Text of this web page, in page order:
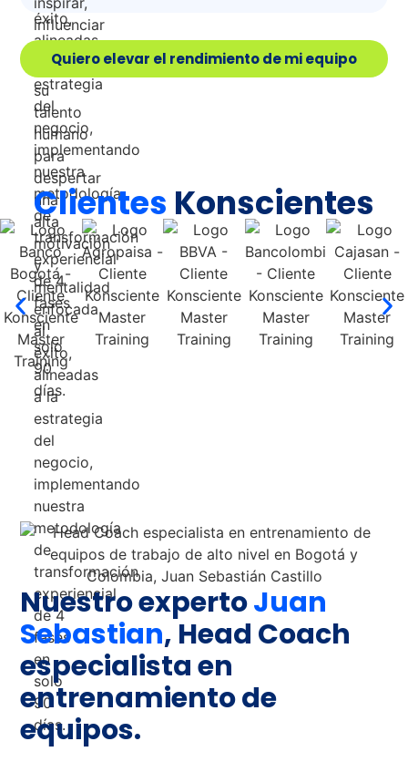
Quiero elevar el rendimiento de mi equipo
Clientes Konscientes
Nuestro expertoJuan
Sebastian, Head Coach
especialista en
entrenamiento de
equipos.